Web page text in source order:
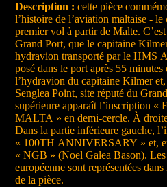
Description : cette pièce
l’histoire de l’aviation maltaise -
premier vol à partir de Malte.
Grand Port, que le capitaine
hydravion transporté par le HMS
posé dans le port après 55
l’hydravion du capitaine Kilmer
Senglea Point, site réputé du
supérieure apparaît l’inscription
MALTA » en demi-cercle. À
Dans la partie inférieure gauche,
« 100TH ANNIVERSARY » et,
« NGB » (Noel Galea Bason).
européenne sont représentées
de la pièce.